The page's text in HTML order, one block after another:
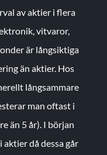
av aktier i flera
vitvaror,
är långsiktiga
än aktier. Hos
långsammare
man oftast i
än 5 år). I början
då dessa går